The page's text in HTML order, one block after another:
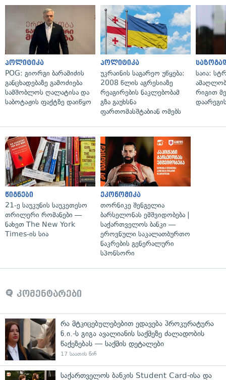
პოლიტიკა
POG: გიორგი ბარამიძის
განცხადებაზე გამოძიება
სამშობლოს ღალატისა და
საბოტაჟის ფაქტზე დაიწყო
პოლიტიკა
უკრაინის საგარეო უწყება:
2008 წლის აგრესიაზე
რეაგირების ნაკლებობამ
გზა გაუხსნა
ფართომასშტაბიან ომებს
საია:
რიგით
წიგნები
21-ე საუკუნის საუკეთესო
თრილერი რომანები —
ნახეთ The New York
Times-ის სია
ეკონომიკა
თორნიკე შენგელია
ბარსელონას ემშვიდობება |
საქართველოს ბანკი —
ეროვნული საკალათბურთო
ნაკრების გენერალური
სპონსორი
კომენტარები
რა მტკიცებულებებით ედავება პროკურატურა
ნ.ი.-ს გიგა ავალიანის საქმეზე ძალადობის
წაქეზებას — საქმის დეტალები
17 საათის წინ
საქართველოს ბანკის Student Card-ისა და